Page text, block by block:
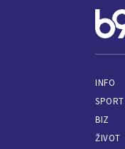
INFO
SPORT
BIZ
ŽIVOT